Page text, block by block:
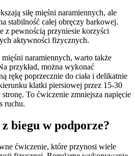
siłę mięśni naramiennych, ale
stabilność całej obręczy barkowej.
z pewnością przyniesie korzyści
aktywności fizycznych.
naramiennych, warto także
przykład, można wykonać
rękę poprzecznie do ciała i delikatnie
klatki piersiowej przez 15-30
To ćwiczenie zmniejsza napięcie
ruchu.
biegu w podporze?
ćwiczenie, które przynosi wiele